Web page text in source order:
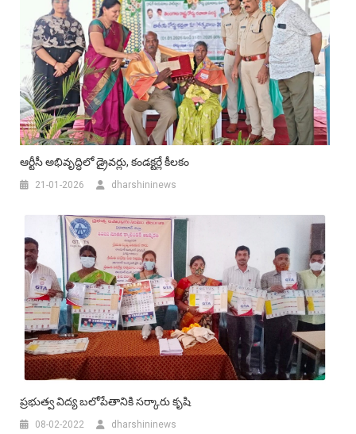
ఆర్టీసీ అభివృద్ధిలో డ్రైవర్లు, కండక్టర్లే కీలకం
21-01-2026 dharshininews
ప్ర‌భుత్వ విద్య బ‌లోపేతానికి స‌ర్కారు కృషి
08-02-2022 dharshininews